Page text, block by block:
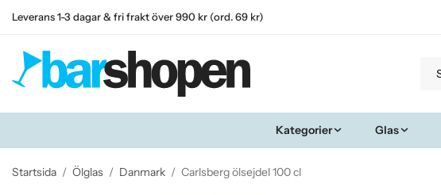
Leverans 1-3 dagar & fri frakt över 990 kr (ord. 69 kr)
Kategorier Glas
Startsida / Ölglas / Danmark / Carlsberg ölsejdel 100 cl